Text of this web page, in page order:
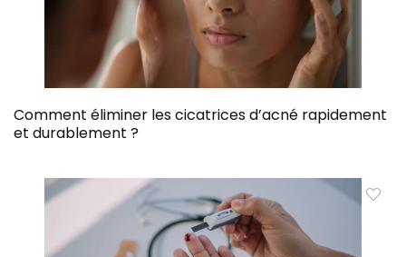
Comment éliminer les cicatrices d’acné rapidement
et durablement ?